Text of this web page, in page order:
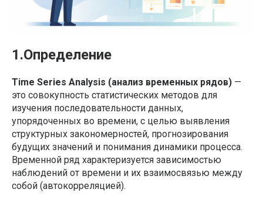
1.Определение
Time Series Analysis (анализ временных рядов) —
это совокупность статистических методов для
изучения последовательности данных,
упорядоченных во времени, с целью выявления
структурных закономерностей, прогнозирования
будущих значений и понимания динамики процесса.
Временной ряд характеризуется зависимостью
наблюдений от времени и их взаимосвязью между
собой (автокорреляцией).